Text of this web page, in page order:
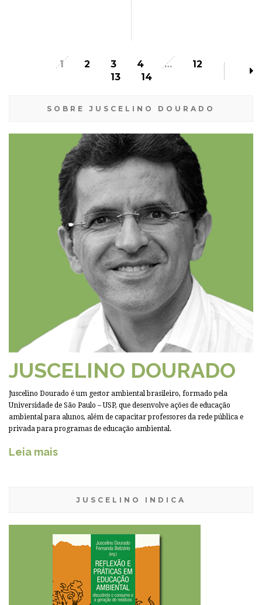
1 2 3 4 …
12
13
14
SOBRE JUSCELINO DOURADO
JUSCELINO DOURADO
Juscelino Dourado é um gestor ambiental brasileiro, formado pela
Universidade de São Paulo – USP, que desenvolve ações de educação
ambiental para alunos, além de capacitar professores da rede pública e
privada para programas de educação ambiental.
Leia mais
JUSCELINO INDICA